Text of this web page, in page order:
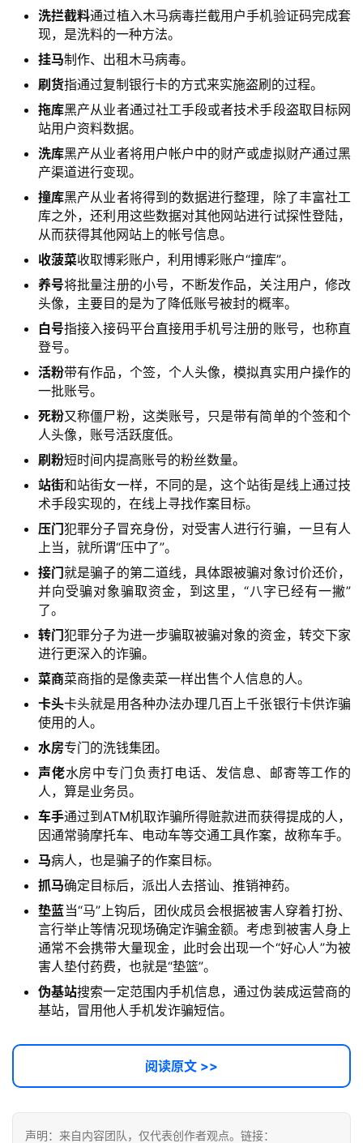
项
目
A
提
码
常
链
登录
洗拦截料通过植入木马病毒拦截用户手机验证码完成套
现，是洗料的一种方法。
挂马制作、出租木马病毒。
刷货指通过复制银行卡的方式来实施盗刷的过程。
拖库黑产从业者通过社工手段或者技术手段盗取目标网
站用户资料数据。
洗库黑产从业者将用户帐户中的财产或虚拟财产通过黑
产渠道进行变现。
撞库黑产从业者将得到的数据进行整理，除了丰富社工
库之外，还利用这些数据对其他网站进行试探性登陆，
从而获得其他网站上的帐号信息。
收菠菜收取博彩账户，利用博彩账户“撞库”。
养号将批量注册的小号，不断发作品，关注用户，修改
头像，主要目的是为了降低账号被封的概率。
白号指接入接码平台直接用手机号注册的账号，也称直
登号。
活粉带有作品，个签，个人头像，模拟真实用户操作的
一批账号。
死粉又称僵尸粉，这类账号，只是带有简单的个签和个
人头像，账号活跃度低。
刷粉短时间内提高账号的粉丝数量。
站街和站街女一样，不同的是，这个站街是线上通过技
术手段实现的，在线上寻找作案目标。
压门犯罪分子冒充身份，对受害人进行行骗，一旦有人
上当，就所谓“压中了”。
接门就是骗子的第二道线，具体跟被骗对象讨价还价，
并向受骗对象骗取资金，到这里，“八字已经有一撇”
了。
转门犯罪分子为进一步骗取被骗对象的资金，转交下家
进行更深入的诈骗。
菜商菜商指的是像卖菜一样出售个人信息的人。
卡头卡头就是用各种办法办理几百上千张银行卡供诈骗
使用的人。
水房专门的洗钱集团。
声佬水房中专门负责打电话、发信息、邮寄等工作的
人，算是业务员。
车手通过到ATM机取诈骗所得赃款进而获得提成的人，
因通常骑摩托车、电动车等交通工具作案，故称车手。
马病人，也是骗子的作案目标。
抓马确定目标后，派出人去搭讪、推销神药。
垫蓝当“马”上钩后，团伙成员会根据被害人穿着打扮、
言行举止等情况现场确定诈骗金额。考虑到被害人身上
通常不会携带大量现金，此时会出现一个“好心人”为被
害人垫付药费，也就是“垫篮”。
伪基站搜索一定范围内手机信息，通过伪装成运营商的
基站，冒用他人手机发诈骗短信。
阅读原文 >>
声明：来自内容团队，仅代表创作者观点。链接：